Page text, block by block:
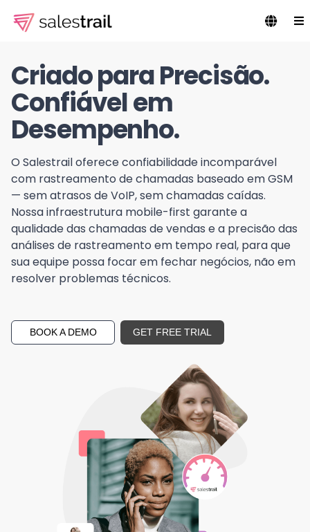
Criado para Precisão.
Confiável em
Desempenho.
O Salestrail oferece confiabilidade incomparável
com rastreamento de chamadas baseado em GSM
— sem atrasos de VoIP, sem chamadas caídas.
Nossa infraestrutura mobile-first garante a
qualidade das chamadas de vendas e a precisão das
análises de rastreamento em tempo real, para que
sua equipe possa focar em fechar negócios, não em
resolver problemas técnicos.
BOOK A DEMO GET FREE TRIAL